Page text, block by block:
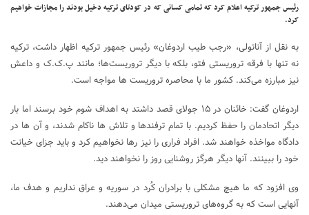
رئیس جمهور ترکیه اعلام کرد که تمامی کسانی که در کودتای ترکیه دخیل بودند را مجازات خواهیم
کرد.
به نقل از آناتولی، «رجب طیب اردوغان» رئیس جمهور ترکیه اظهار داشت، ترکیه
نه تنها با فرقه تروریستی فتو، بلکه با دیگر تروریست‌ها؛ مانند پ.ک.ک و داعش
نیز مبارزه می‌کند. کشور ما با محاصره تروریست ها مواجه است.
اردوغان گفت: خائنان در ۱۵ جولای قصد داشتد به اهداف شوم خود برسند اما بار
دیگر اتحادمان را حفظ کردیم. با تمام ترفندها و تلاش ها ناکام شدند، و آن ها در
دادگاه مواخذه خواهند شد. افراد فراری را نیز رها نخواهیم کرد و باید جزای خیانت
خود را ببینند. آنها دیگر هرگز روشنایی روز را نخواهند دید.
وی افزود که ما هیچ مشکلی با برادران کُرد در سوریه و عراق نداریم و هدف ما،
آنهایی است که به گروه‌های تروریستی میدان می‌دهند.